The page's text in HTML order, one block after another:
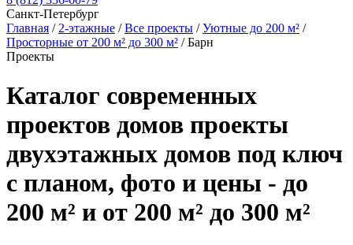
Санкт-Петербург
Главная / 2-этажные /Все проекты /Уютные до 200 м² /
Просторные от 200 м² до 300 м² /Барн
Проекты
Каталог современных
проектов домов проекты
двухэтажных домов под ключ
с планом, фото и цены - до
200 м² и от 200 м² до 300 м²